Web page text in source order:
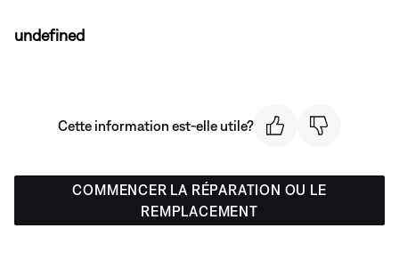
undefined
Cette information est-elle utile?
COMMENCER LA RÉPARATION OU LE
REMPLACEMENT